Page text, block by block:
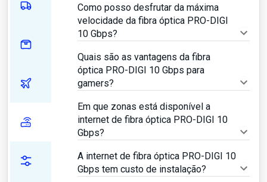
Como posso desfrutar da máxima
velocidade da fibra óptica PRO-DIGI
10 Gbps?
Quais são as vantagens da fibra
óptica PRO-DIGI 10 Gbps para
gamers?
Em que zonas está disponível a
internet de fibra óptica PRO-DIGI 10
Gbps?
A internet de fibra óptica PRO-DIGI 10
Gbps tem custo de instalação?